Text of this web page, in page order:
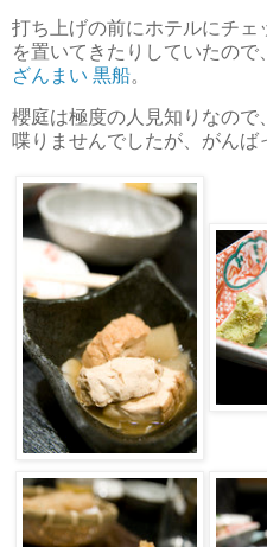
打ち上げの前にホテルにチ
を置いてきたりしていたの
ざんまい 黒船。
櫻庭は極度の人見知りなの
喋りませんでしたが、がんば